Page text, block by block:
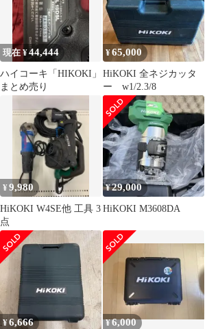
現在 ¥44,444
ハイコーキ「HIKOKI」
まとめ売り
¥65,000
HiKOKI 全ネジカッタ
ー w1/2.3/8
¥9,980
HiKOKI W4SE他 工具 3
点
¥29,000
HiKOKI M3608DA
¥6,666 ¥6,000